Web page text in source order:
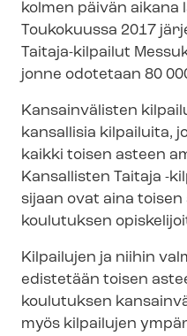
kolmen päivän aikana
Toukokuussa 2017
Taitaja-kilpailut
jonne odotetaan 80
Kansainvälisten
kansallisia kilpailuita,
kaikki toisen asteen
Kansallisten Taitaja -
sijaan ovat aina
koulutuksen
Kilpailujen ja niihin
edistetään toisen
koulutuksen
myös kilpailujen